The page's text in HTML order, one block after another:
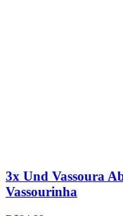
3x Und Vassoura
Vassourinha